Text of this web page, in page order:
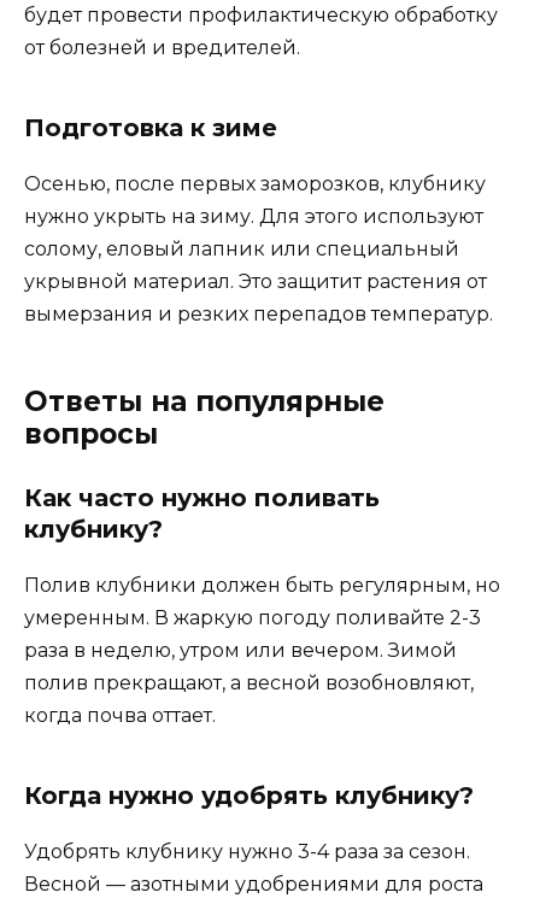
будет провести профилактическую обработку
от болезней и вредителей.
Подготовка к зиме
Осенью, после первых заморозков, клубнику
нужно укрыть на зиму. Для этого используют
солому, еловый лапник или специальный
укрывной материал. Это защитит растения от
вымерзания и резких перепадов температур.
Ответы на популярные
вопросы
Как часто нужно поливать
клубнику?
Полив клубники должен быть регулярным, но
умеренным. В жаркую погоду поливайте 2-3
раза в неделю, утром или вечером. Зимой
полив прекращают, а весной возобновляют,
когда почва оттает.
Когда нужно удобрять клубнику?
Удобрять клубнику нужно 3-4 раза за сезон.
Весной — азотными удобрениями для роста